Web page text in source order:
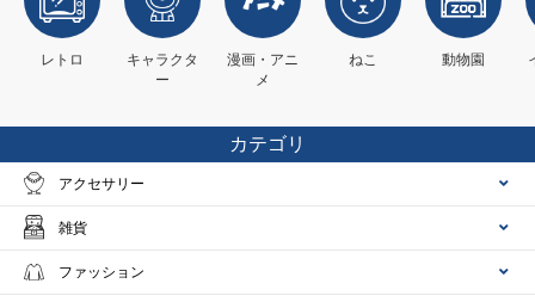
レトロ
キャラクタ
ー
漫画・アニ
メ
ねこ 動物園
カテゴリ
アクセサリー
雑貨
ファッション